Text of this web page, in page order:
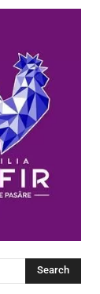
Search